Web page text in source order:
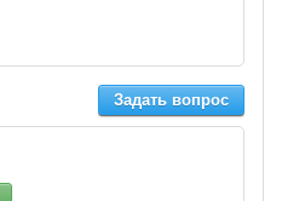
Задать вопрос